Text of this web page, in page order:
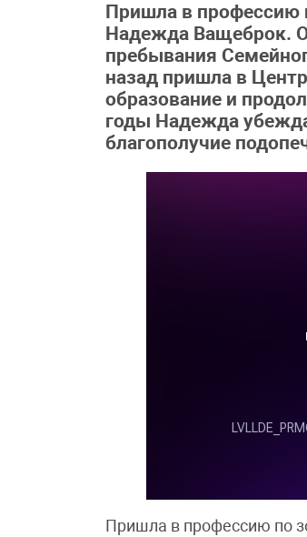
Пришла в профессию
Надежда Ващеброк.
пребывания
назад пришла в
образование и
годы Надежда
благополучие
Пришла в профессию по